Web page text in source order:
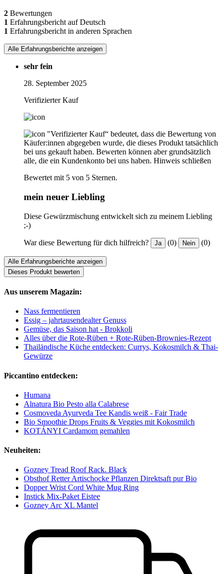
2 Bewertungen
1 Erfahrungsbericht auf Deutsch
1 Erfahrungsbericht in anderen Sprachen
Alle Erfahrungsberichte anzeigen
sehr fein
28. September 2025
Verifizierter Kauf
"Verifizierter Kauf“ bedeutet, dass die Bewertung von
Käufer:innen abgegeben wurde, die dieses Produkt tatsächlich
bei uns gekauft haben. Bewerten können aber grundsätzlich
alle, die ein Kundenkonto bei uns haben. Hinweis schließen
Bewertet mit 5 von 5 Sternen.
mein neuer Liebling
Diese Gewürzmischung entwickelt sich zu meinem Liebling
;-)
War diese Bewertung für dich hilfreich? Ja (0) Nein (0)
Alle Erfahrungsberichte anzeigen
Dieses Produkt bewerten
Aus unserem Magazin:
Nass fermentieren
Essig – jahrtausendealter Genuss
Gemüse, das Saison hat - Brokkoli
Alles über die Rote-Rüben + Rote-Rüben-Brownies-Rezept
Thailändische Küche entdecken: Currys, Kokosmilch & Thai-
Gewürze
Piccantino entdecken:
Humana
Alnatura Bio Pesto alla Calabrese
Cosmoveda Ayurveda Tee Kandis weiß - Fair Trade
Bio Smoothie Drops Fruits & Veggies mit Kokosmilch
KOTÁNYI Cardamom gemahlen
Neuheiten:
Gozney Tread Roof Rack. Black
Obsthof Retter Artischocke Pflanzen Direktsaft pur Bio
Dopper Wrist Cord White Mug Ring
Instick Mix-Paket Eistee
Gozney Arc XL Mantel